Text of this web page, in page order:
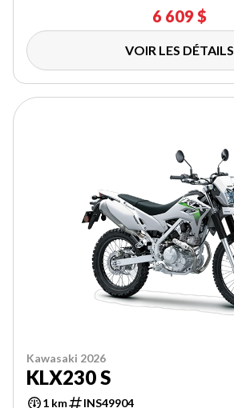
6 609 $
VOIR LES DÉTAILS
Kawasaki 2026
KLX230 S
1 km INS49904